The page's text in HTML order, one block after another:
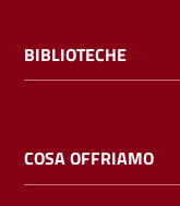
Calendario
BIBLIOTECHE
COSA OFFRIAMO